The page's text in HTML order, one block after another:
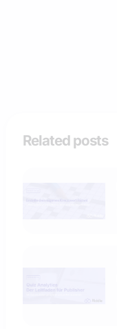
Related posts